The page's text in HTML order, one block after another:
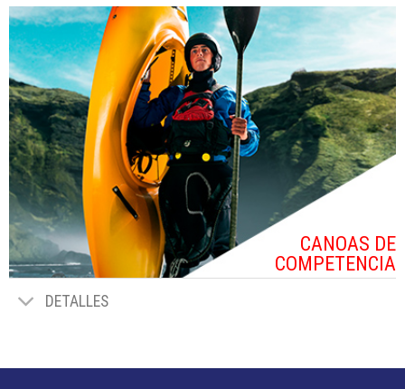
CANOAS DE
COMPETENCIA
DETALLES